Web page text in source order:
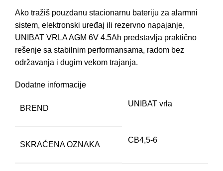
Ako tražiš pouzdanu stacionarnu bateriju za alarmni
sistem, elektronski uređaj ili rezervno napajanje,
UNIBAT VRLA AGM 6V 4.5Ah predstavlja praktično
rešenje sa stabilnim performansama, radom bez
održavanja i dugim vekom trajanja.
Dodatne informacije
BREND
UNIBAT vrla
SKRAĆENA OZNAKA
CB4,5-6